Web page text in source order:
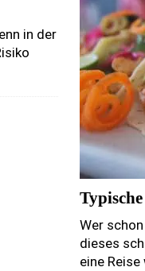
in der
Wer
dieses
eine